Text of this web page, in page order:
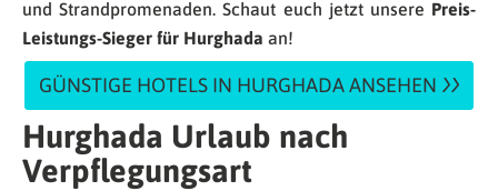
und Strandpromenaden. Schaut euch jetzt unsere Preis-
Leistungs-Sieger für Hurghada an!
GÜNSTIGE HOTELS IN HURGHADA ANSEHEN
Hurghada Urlaub nach
Verpflegungsart